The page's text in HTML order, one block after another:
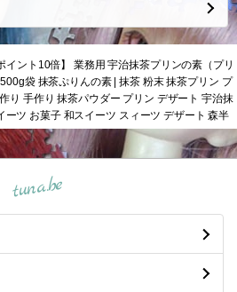
イント10倍】 業務用 宇治抹茶プリンの素（プリ
袋 抹茶ぷりんの素 | 抹茶 粉末 抹茶プリン プ
り 手作り 抹茶パウダー プリン デザート 宇治抹
ーツ お菓子 和スイーツ スィーツ デザート 森半
tuna.be